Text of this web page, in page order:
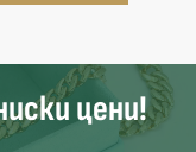
цени!